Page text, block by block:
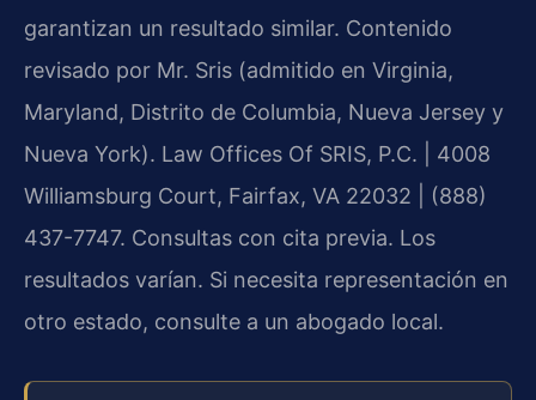
garantizan un resultado similar. Contenido
revisado por Mr. Sris (admitido en Virginia,
Maryland, Distrito de Columbia, Nueva Jersey y
Nueva York). Law Offices Of SRIS, P.C. | 4008
Williamsburg Court, Fairfax, VA 22032 | (888)
437-7747. Consultas con cita previa. Los
resultados varían. Si necesita representación en
otro estado, consulte a un abogado local.